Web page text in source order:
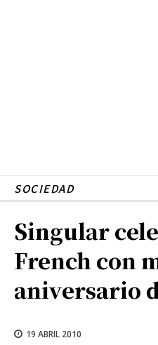
SOCIEDAD
Singular
French con
aniversario
19 ABRIL 2010